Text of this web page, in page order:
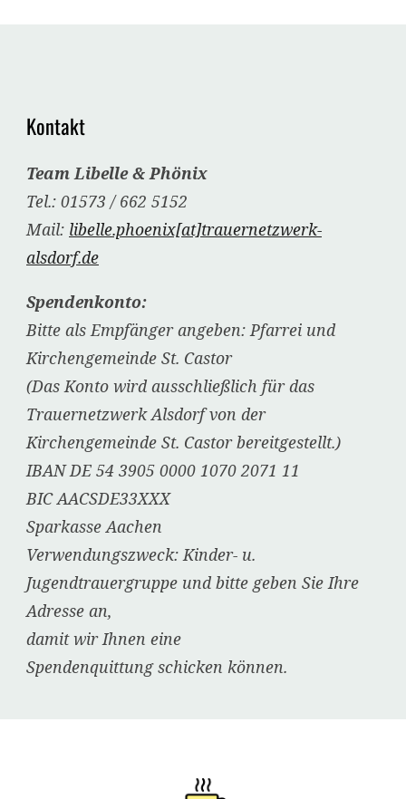
Kontakt
Team Libelle & Phönix
Tel.: 01573 / 662 5152
Mail: libelle.phoenix[at]trauernetzwerk-
alsdorf.de
Spendenkonto:
Bitte als Empfänger angeben: Pfarrei und
Kirchengemeinde St. Castor
(Das Konto wird ausschließlich für das
Trauernetzwerk Alsdorf von der
Kirchengemeinde St. Castor bereitgestellt.)
IBAN DE 54 3905 0000 1070 2071 11
BIC AACSDE33XXX
Sparkasse Aachen
Verwendungszweck: Kinder- u.
Jugendtrauergruppe und bitte geben Sie Ihre
Adresse an,
damit wir Ihnen eine
Spendenquittung schicken können.